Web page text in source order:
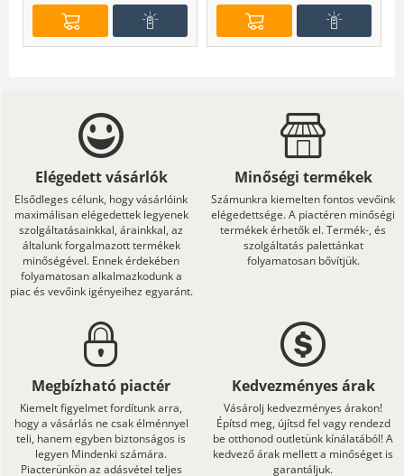
Elégedett vásárlók
Elsődleges célunk, hogy vásárlóink
maximálisan elégedettek legyenek
szolgáltatásainkkal, árainkkal, az
általunk forgalmazott termékek
minőségével. Ennek érdekében
folyamatosan alkalmazkodunk a
piac és vevőink igényeihez egyaránt.
Minőségi termékek
Számunkra kiemelten fontos vevőink
elégedettsége. A piactéren minőségi
termékek érhetők el. Termék-, és
szolgáltatás palettánkat
folyamatosan bővítjük.
Megbízható piactér
Kiemelt figyelmet fordítunk arra,
hogy a vásárlás ne csak élménnyel
teli, hanem egyben biztonságos is
legyen Mindenki számára.
Piacterünkön az adásvétel teljes
Kedvezményes árak
Vásárolj kedvezményes árakon!
Építsd meg, újítsd fel vagy rendezd
be otthonod outletünk kínálatából! A
kedvező árak mellett a minőséget is
garantáljuk.